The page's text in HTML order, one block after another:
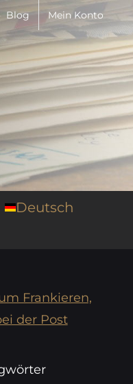
Blog Mein Konto
Deutsch
Frankieren,
der Post